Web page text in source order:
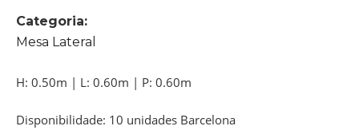
Categoria:
Mesa Lateral
H: 0.50m | L: 0.60m | P: 0.60m
Disponibilidade: 10 unidades Barcelona